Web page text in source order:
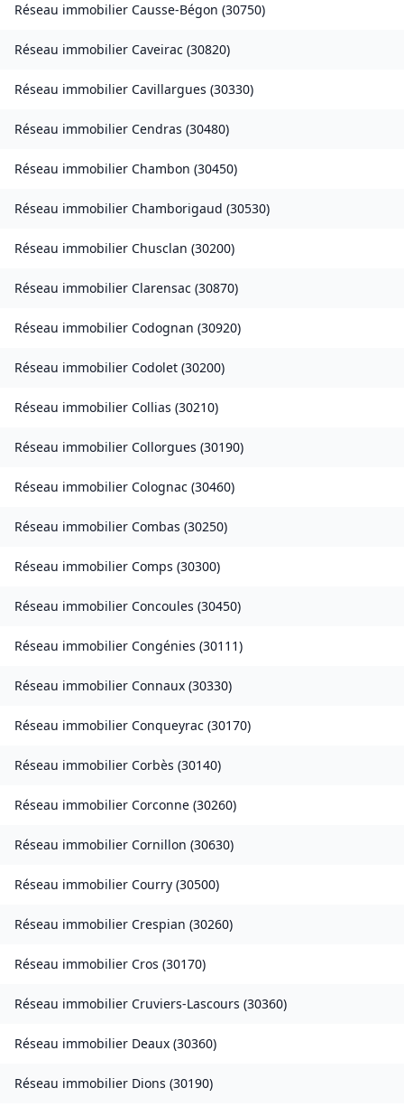
Réseau immobilier Causse-Bégon (30750)
Réseau immobilier Caveirac (30820)
Réseau immobilier Cavillargues (30330)
Réseau immobilier Cendras (30480)
Réseau immobilier Chambon (30450)
Réseau immobilier Chamborigaud (30530)
Réseau immobilier Chusclan (30200)
Réseau immobilier Clarensac (30870)
Réseau immobilier Codognan (30920)
Réseau immobilier Codolet (30200)
Réseau immobilier Collias (30210)
Réseau immobilier Collorgues (30190)
Réseau immobilier Colognac (30460)
Réseau immobilier Combas (30250)
Réseau immobilier Comps (30300)
Réseau immobilier Concoules (30450)
Réseau immobilier Congénies (30111)
Réseau immobilier Connaux (30330)
Réseau immobilier Conqueyrac (30170)
Réseau immobilier Corbès (30140)
Réseau immobilier Corconne (30260)
Réseau immobilier Cornillon (30630)
Réseau immobilier Courry (30500)
Réseau immobilier Crespian (30260)
Réseau immobilier Cros (30170)
Réseau immobilier Cruviers-Lascours (30360)
Réseau immobilier Deaux (30360)
Réseau immobilier Dions (30190)